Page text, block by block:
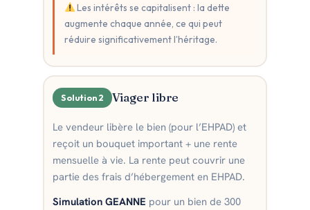
Les intérêts se capitalisent : la dette
augmente chaque année, ce qui peut
réduire significativement l’héritage.
Solution 2 Viager libre
Le vendeur libère le bien (pour l’EHPAD) et
reçoit un bouquet important + une rente
mensuelle à vie. La rente peut couvrir une
partie des frais d’hébergement en EHPAD.
Simulation GEANNE pour un bien de 300